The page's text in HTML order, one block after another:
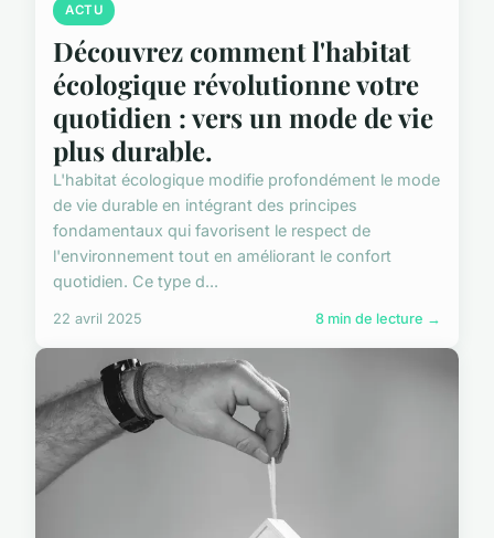
ACTU
Découvrez comment l'habitat
écologique révolutionne votre
quotidien : vers un mode de vie
plus durable.
L'habitat écologique modifie profondément le mode
de vie durable en intégrant des principes
fondamentaux qui favorisent le respect de
l'environnement tout en améliorant le confort
quotidien. Ce type d...
22 avril 2025 8 min de lecture →